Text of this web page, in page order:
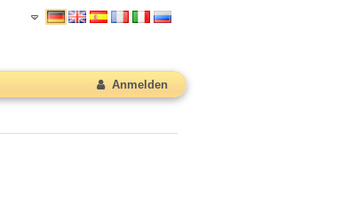
Anmelden